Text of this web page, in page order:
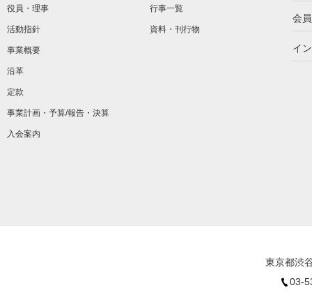
役員・理事
活動指針
事業概要
沿革
定款
事業計画・予算/報告・決算
入会案内
行事一覧
資料・刊行物
会
イ
東京都渋
03-